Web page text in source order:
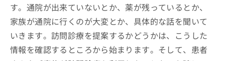
す。通院が出来ていないとか、薬が残っているとか、
家族が通院に行くのが大変とか、具体的な話を聞いて
いきます。訪問診療を提案するかどうかは、こうした
情報を確認するところから始まります。そして、患者